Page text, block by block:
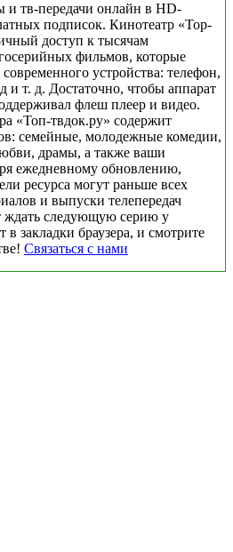
тв-передачи онлайн в HD-
подписок. Кинотеатр «Top-
доступ к тысячам
фильмов, которые
устройства: телефон,
и т. д. Достаточно, чтобы аппарат
флеш плеер и видео.
«Топ-твдок.ру» содержит
семейные, молодежные комедии,
драмы, а также ваши
ежедневному обновлению,
ресурса могут раньше всех
и выпуски телепередач
ждать следующую серию у
в закладки браузера, и смотрите
Связаться с нами